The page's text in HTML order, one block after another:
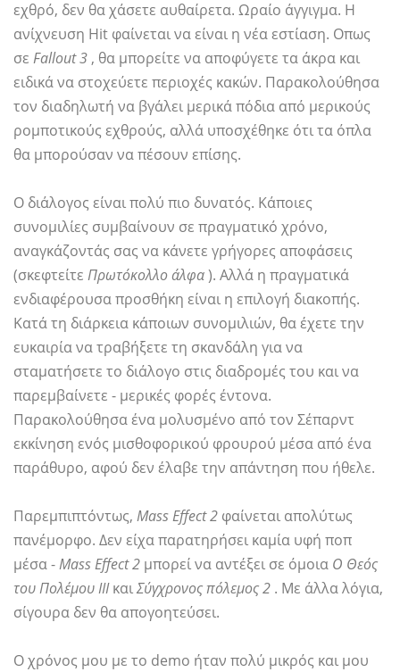
εχθρό, δεν θα χάσετε αυθαίρετα. Ωραίο άγγιγμα. Η
ανίχνευση Hit φαίνεται να είναι η νέα εστίαση. Οπως
σε Fallout 3 , θα μπορείτε να αποφύγετε τα άκρα και
ειδικά να στοχεύετε περιοχές κακών. Παρακολούθησα
τον διαδηλωτή να βγάλει μερικά πόδια από μερικούς
ρομποτικούς εχθρούς, αλλά υποσχέθηκε ότι τα όπλα
θα μπορούσαν να πέσουν επίσης.
Ο διάλογος είναι πολύ πιο δυνατός. Κάποιες
συνομιλίες συμβαίνουν σε πραγματικό χρόνο,
αναγκάζοντάς σας να κάνετε γρήγορες αποφάσεις
(σκεφτείτε Πρωτόκολλο άλφα). Αλλά η πραγματικά
ενδιαφέρουσα προσθήκη είναι η επιλογή διακοπής.
Κατά τη διάρκεια κάποιων συνομιλιών, θα έχετε την
ευκαιρία να τραβήξετε τη σκανδάλη για να
σταματήσετε το διάλογο στις διαδρομές του και να
παρεμβαίνετε - μερικές φορές έντονα.
Παρακολούθησα ένα μολυσμένο από τον Σέπαρντ
εκκίνηση ενός μισθοφορικού φρουρού μέσα από ένα
παράθυρο, αφού δεν έλαβε την απάντηση που ήθελε.
Παρεμπιπτόντως, Mass Effect 2 φαίνεται απολύτως
πανέμορφο. Δεν είχα παρατηρήσει καμία υφή ποπ
μέσα -Mass Effect 2 μπορεί να αντέξει σε όμοια Ο Θεός
του Πολέμου ΙΙΙκαιΣύγχρονος πόλεμος 2 . Με άλλα λόγια,
σίγουρα δεν θα απογοητεύσει.
Ο χρόνος μου με το demo ήταν πολύ μικρός και μου